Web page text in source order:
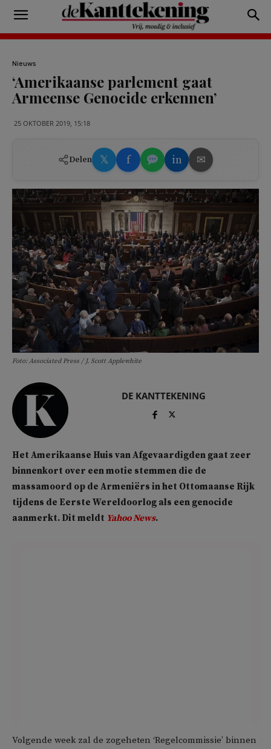
Nieuws
‘Amerikaanse parlement gaat
Armeense Genocide erkennen’
25 OKTOBER 2019, 15:18
Delen 𝕏 f in ✉
Foto: Associated Press / J. Scott Applewhite
DE KANTTEKENING
Het Amerikaanse Huis van Afgevaardigden gaat zeer
binnenkort over een motie stemmen die de
massamoord op de Armeniërs in het Ottomaanse Rijk
tijdens de Eerste Wereldoorlog als een genocide
aanmerkt. Dit meldt Yahoo News.
Volgende week zal de zogeheten ‘Regelcommissie’ binnen